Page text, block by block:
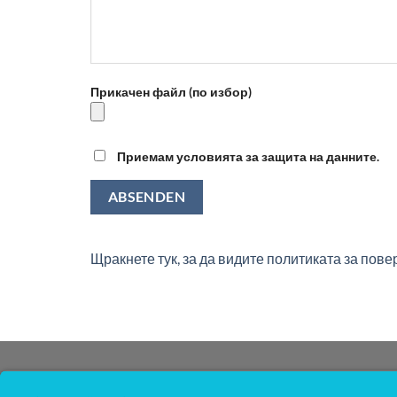
Прикачен файл (по избор)
Приемам условията за защита на данните.
Щракнете тук, за да видите политиката за